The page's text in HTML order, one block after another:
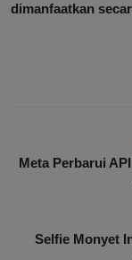
dimanfaatkan
Meta Perbarui
Selfie Monyet